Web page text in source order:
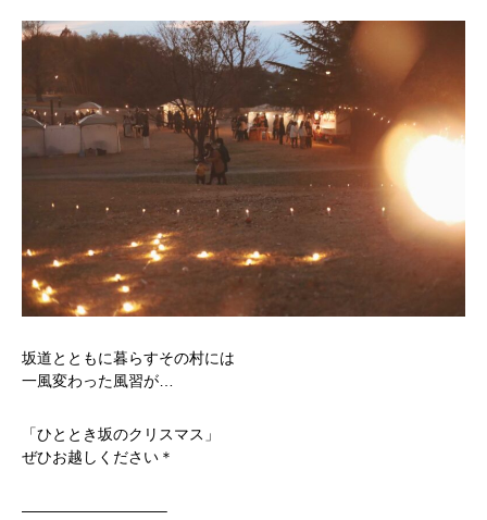
坂道とともに暮らすその村には
一風変わった風習が…
「ひととき坂のクリスマス」
ぜひお越しください＊
—————————–